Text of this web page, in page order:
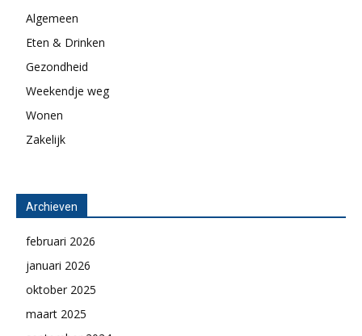
Algemeen
Eten & Drinken
Gezondheid
Weekendje weg
Wonen
Zakelijk
Archieven
februari 2026
januari 2026
oktober 2025
maart 2025